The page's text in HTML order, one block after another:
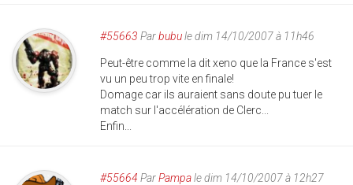
#55663 Parbubule dim 14/10/2007 à 11h46
Peut-être comme la dit xeno que la France s'est
vu un peu trop vite en finale!
Domage car ils auraient sans doute pu tuer le
match sur l'accélération de Clerc...
Enfin...
#55664 ParPampale dim 14/10/2007 à 12h27